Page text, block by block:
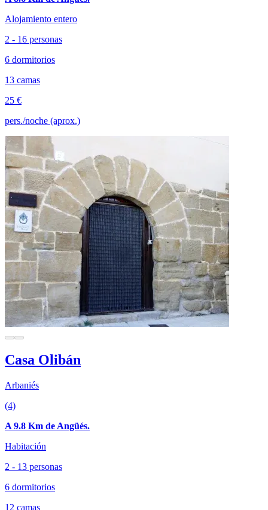
Alojamiento entero
2 - 16 personas
6 dormitorios
13 camas
25 €
pers./noche (aprox.)
Casa Olibán
Arbaniés
(4)
A 9.8 Km de Angüés.
Habitación
2 - 13 personas
6 dormitorios
12 camas